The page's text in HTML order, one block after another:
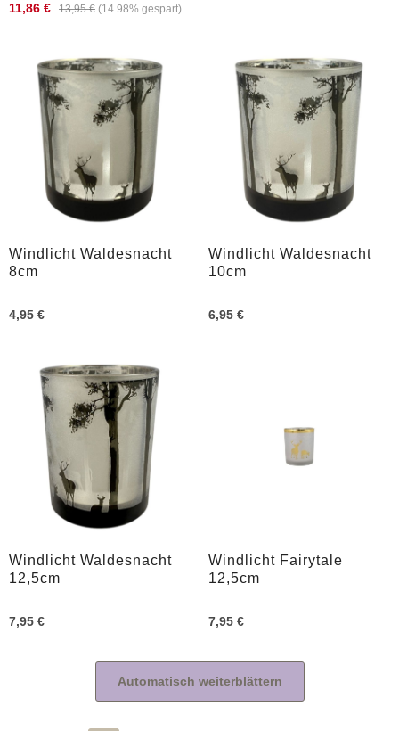
11,86 € 13,95 € (14.98% gespart)
Windlicht Waldesnacht
8cm
4,95 €
Windlicht Waldesnacht
10cm
6,95 €
Windlicht Waldesnacht
12,5cm
7,95 €
Windlicht Fairytale
12,5cm
7,95 €
Automatisch weiterblättern